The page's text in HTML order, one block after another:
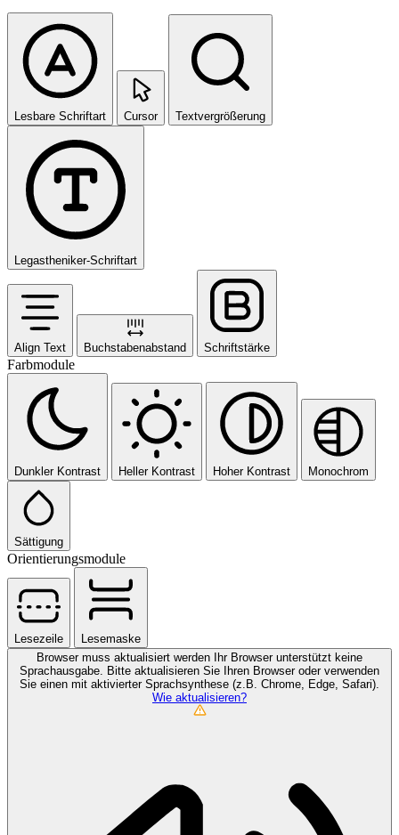
Lesbare Schriftart Cursor Textvergrößerung
Legastheniker-Schriftart
Align Text Buchstabenabstand Schriftstärke
Farbmodule
Dunkler Kontrast Heller Kontrast Hoher Kontrast Monochrom
Sättigung
Orientierungsmodule
Lesezeile
Lesemaske
Browser muss aktualisiert werden Ihr Browser unterstützt keine
Sprachausgabe. Bitte aktualisieren Sie Ihren Browser oder verwenden
Sie einen mit aktivierter Sprachsynthese (z.B. Chrome, Edge, Safari).
Wie aktualisieren?